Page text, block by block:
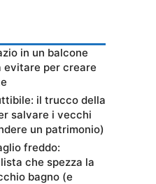
in un balcone
evitare per creare
il trucco della
salvare i vecchi
un patrimonio)
freddo:
che spezza la
bagno (e